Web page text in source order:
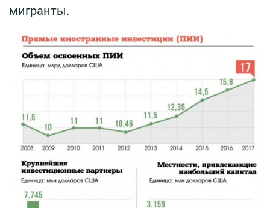
мигранты.